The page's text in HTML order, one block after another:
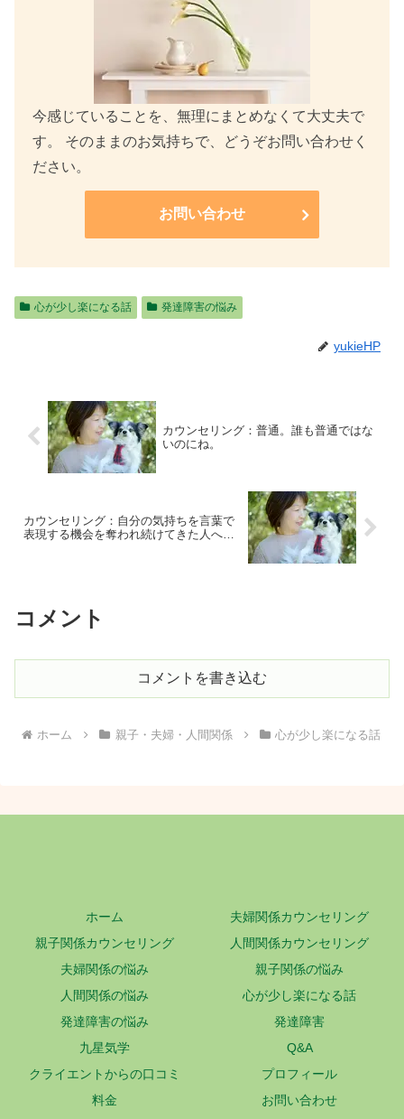
今感じていることを、無理にまとめなくて大丈夫で
す。 そのままのお気持ちで、どうぞお問い合わせく
ださい。
お問い合わせ
心が少し楽になる話 発達障害の悩み
yukieHP
カウンセリング：普通。誰も普通ではな
いのにね。
カウンセリング：自分の気持ちを言葉で
表現する機会を奪われ続けてきた人へ…
コメント
コメントを書き込む
ホーム 親子・夫婦・人間関係 心が少し楽になる話
ホーム
夫婦関係カウンセリング
親子関係カウンセリング
人間関係カウンセリング
夫婦関係の悩み
親子関係の悩み
人間関係の悩み
心が少し楽になる話
発達障害の悩み
発達障害
九星気学
Q&A
クライエントからの口コミ
プロフィール
料金
お問い合わせ